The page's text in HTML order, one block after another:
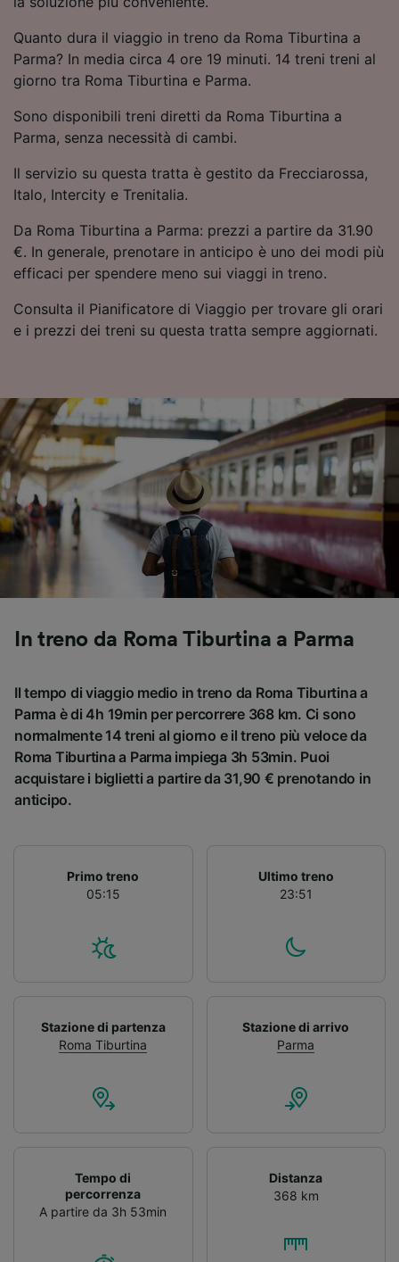
Quanto dura il viaggio in treno da Roma Tiburtina a
Parma? In media circa 4 ore 19 minuti. 14 treni treni al
giorno tra Roma Tiburtina e Parma.
Sono disponibili treni diretti da Roma Tiburtina a
Parma, senza necessità di cambi.
Il servizio su questa tratta è gestito da Frecciarossa,
Italo, Intercity e Trenitalia.
Da Roma Tiburtina a Parma: prezzi a partire da 31.90
€. In generale, prenotare in anticipo è uno dei modi più
efficaci per spendere meno sui viaggi in treno.
Consulta il Pianificatore di Viaggio per trovare gli orari
e i prezzi dei treni su questa tratta sempre aggiornati.
In treno da Roma Tiburtina a Parma
Il tempo di viaggio medio in treno da Roma Tiburtina a
Parma è di 4h 19min per percorrere 368 km. Ci sono
normalmente 14 treni al giorno e il treno più veloce da
Roma Tiburtina a Parma impiega 3h 53min. Puoi
acquistare i biglietti a partire da 31,90 € prenotando in
anticipo.
Primo treno
05:15
Ultimo treno
23:51
Stazione di partenza
Roma Tiburtina
Stazione di arrivo
Parma
Tempo di
percorrenza
A partire da 3h 53min
Distanza
368 km
Utilizzare dati di geolocalizzazione precisi.
Scansione attiva delle caratteristiche del
dispositivo ai fini dell’identificazione.
Archiviare informazioni su dispositivo e/o
accedervi. Pubblicità e contenuti
dei contenuti e degli annunci, ricerche sul
pubblico, sviluppo di servizi.
Elenco dei partner (fornitori)